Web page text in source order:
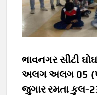
ભાવનગર સીટી
અલગ અલગ 05
જુગાર રમતા